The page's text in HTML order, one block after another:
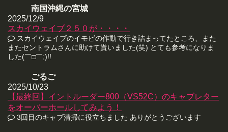
南国沖縄の宮城
2025/12/9
スカイウェイブ２５０が・・・・
スカイウェイブのイモビの作動で行き詰まってたところ、また
またセントラムさんに助けて貰いました(笑) とても参考になりま
した(￣□￣;)!!
ごるご
2025/10/23
【最終回】イントルーダー800（VS52C）のキャブレター
をオーバーホールしてみよう！
3回目のキャブ清掃に役立ちました ありがとうございます